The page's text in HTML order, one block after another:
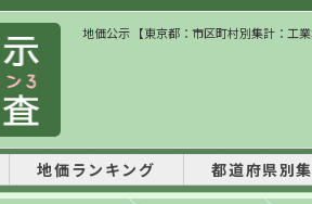
地価公示 【東京都：市区町村別集計：工
地価ランキング 都道府県別